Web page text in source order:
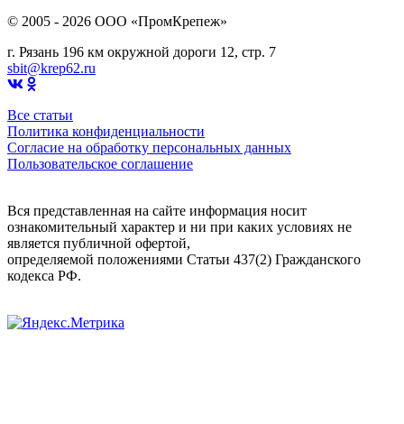
© 2005 - 2026 OOO «ПромКрепеж»
г. Рязань 196 км окружной дороги 12, стр. 7
sbit@krep62.ru
Все статьи
Политика конфиденциальности
Согласие на обработку персональных данных
Пользовательское соглашение
Вся представленная на сайте информация носит
ознакомительный характер и ни при каких условиях не
является публичной офертой,
определяемой положениями Статьи 437(2) Гражданского
кодекса РФ.